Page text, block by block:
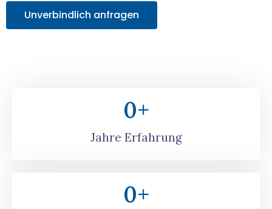
Unverbindlich anfragen
Jahre Erfahrung
0+
0+